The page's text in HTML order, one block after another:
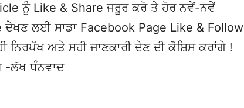
ਨੂੰ Like & Share ਜਰੂਰ ਕਰੋ ਤੇ ਹੋਰ ਨਵੇਂ-ਨਵੇਂ
ਦੇਖਣ ਲਈ ਸਾਡਾ Facebook Page Like & Follow
ਨਿਰਪੱਖ ਅਤੇ ਸਹੀ ਜਾਣਕਾਰੀ ਦੇਣ ਦੀ ਕੋਸ਼ਿਸ ਕਰਾਂਗੇ !
-ਲੱਖ ਧੰਨਵਾਦ